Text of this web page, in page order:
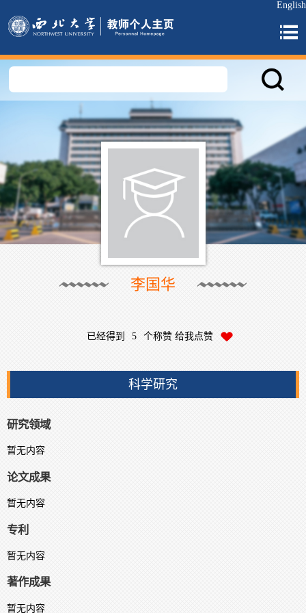
English
李国华
已经得到 5 个称赞 给我点赞
科学研究
研究领域
暂无内容
论文成果
暂无内容
专利
暂无内容
著作成果
暂无内容